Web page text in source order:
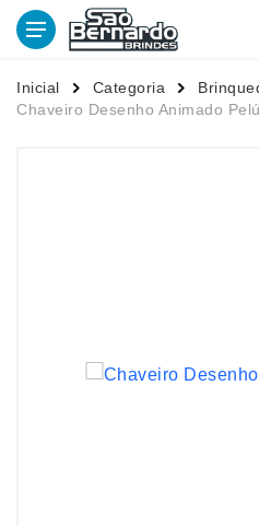
Inicial Categoria
Chaveiro Desenho Animado